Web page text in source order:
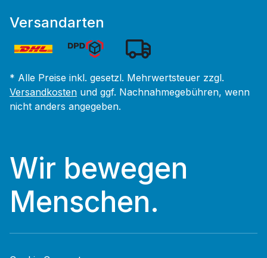
Versandarten
* Alle Preise inkl. gesetzl. Mehrwertsteuer zzgl.
Versandkosten und ggf. Nachnahmegebühren, wenn
nicht anders angegeben.
Wir bewegen
Menschen.